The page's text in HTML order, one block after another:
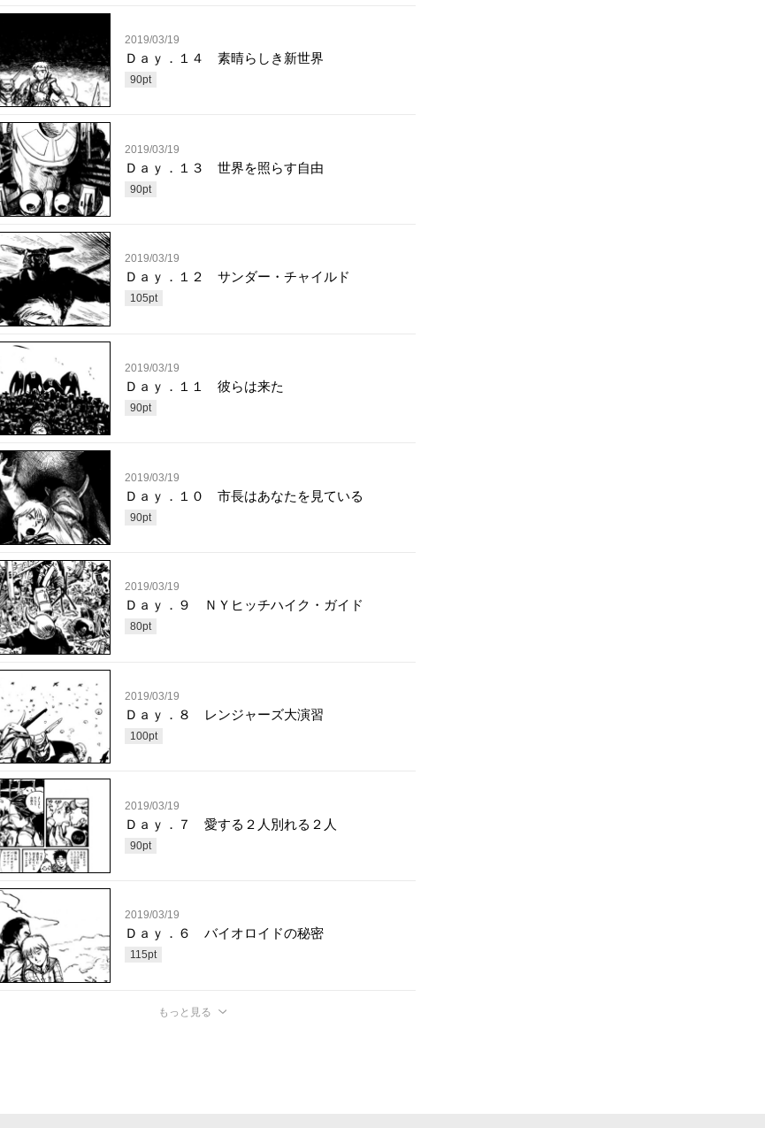
2019/03/19
Ｄａｙ．１４ 素晴らしき新世界
90pt
2019/03/19
Ｄａｙ．１３ 世界を照らす自由
90pt
2019/03/19
Ｄａｙ．１２ サンダー・チャイルド
105pt
2019/03/19
Ｄａｙ．１１ 彼らは来た
90pt
2019/03/19
Ｄａｙ．１０ 市長はあなたを見ている
90pt
2019/03/19
Ｄａｙ．９ ＮＹヒッチハイク・ガイド
80pt
2019/03/19
Ｄａｙ．８ レンジャーズ大演習
100pt
2019/03/19
Ｄａｙ．７ 愛する２人別れる２人
90pt
2019/03/19
Ｄａｙ．６ バイオロイドの秘密
115pt
もっと見る